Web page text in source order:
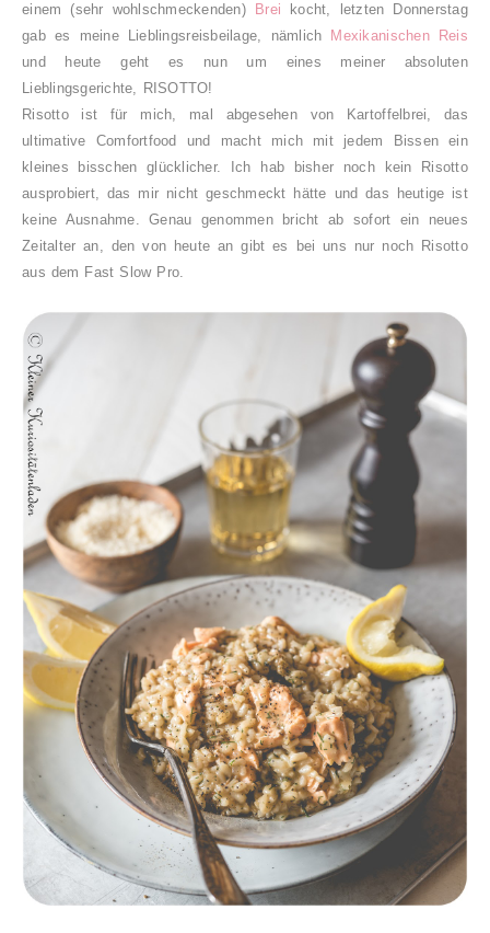
einem (sehr wohlschmeckenden)
Brei kocht, letzten Donnerstag
gab es meine Lieblingsreisbeilage, nämlich
Mexikanischen Reis
und heute geht es nun um eines meiner absoluten
Lieblingsgerichte, RISOTTO!
Risotto ist für mich, mal abgesehen von Kartoffelbrei, das
ultimative Comfortfood und macht mich mit jedem Bissen ein
kleines bisschen glücklicher. Ich hab bisher noch kein Risotto
ausprobiert, das mir nicht geschmeckt hätte und das heutige ist
keine Ausnahme. Genau genommen bricht ab sofort ein neues
Zeitalter an, den von heute an gibt es bei uns nur noch Risotto
aus dem Fast Slow Pro.